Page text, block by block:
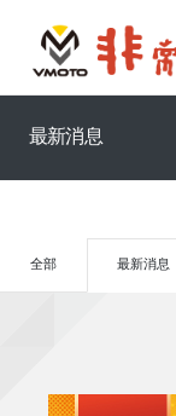
最新消息
全部 最新消息